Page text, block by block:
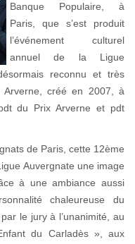
Banque Populaire, à
Paris, que s’est produit
l’événement culturel
annuel de la Ligue
reconnu et très
créé en 2007, à
du Prix Arverne et pdt
de Paris, cette 12ème
Auvergnate une image
à une ambiance aussi
chaleureuse du
le jury à l’unanimité, au
du Carladès », aux